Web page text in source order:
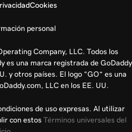
Cookies
personal
Company, LLC. Todos los
es una marca registrada de GoDaddy
y otros países. El logo “GO” es una
LLC en los EE. UU.
de uso expresas. Al utilizar
con estos Términos universales del